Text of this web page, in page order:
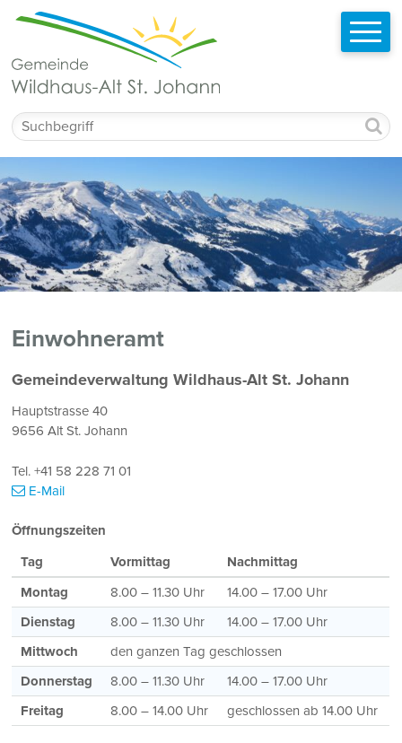
Navigieren in Wildhaus-Alt St. Johann
Schnellnavigation
Suchbegriff
Einwohneramt
Beschreibung Einwohneramt
Gemeindeverwaltung Wildhaus-Alt St. Johann
Hauptstrasse 40
9656 Alt St. Johann
Tel. +41 58 228 71 01
E-Mail
Öffnungszeiten
Tag
Vormittag
Nachmittag
Montag
8.00 – 11.30 Uhr
14.00 – 17.00 Uhr
Dienstag
8.00 – 11.30 Uhr
14.00 – 17.00 Uhr
Mittwoch
den ganzen Tag geschlossen
Donnerstag
8.00 – 11.30 Uhr
14.00 – 17.00 Uhr
Freitag
8.00 – 14.00 Uhr geschlossen ab 14.00 Uhr